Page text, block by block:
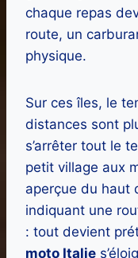
chaque repas
route, un
physique.
Sur ces îles, le
distances sont
s’arrêter tout le
petit village aux
aperçue du haut
indiquant une
: tout devient
moto Italie